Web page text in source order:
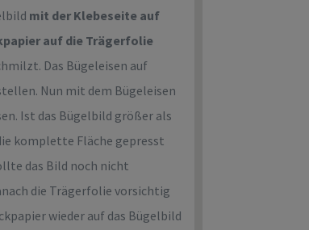
mit der Klebeseite auf
auf die Trägerfolie
Das Bügeleisen auf
Nun mit dem Bügeleisen
Ist das Bügelbild größer als
komplette Fläche gepresst
das Bild noch nicht
die Trägerfolie vorsichtig
wieder auf das Bügelbild